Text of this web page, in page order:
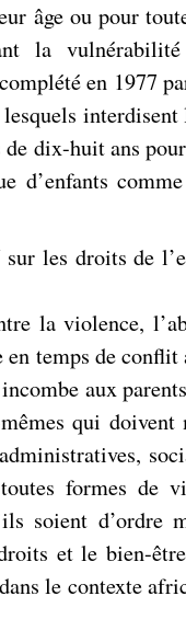
âge ou pour
la
en 1977
de dix-huit ans
d’enfants
les droits de
la violence,
temps de
aux
qui
formes de
soient d’ordre
et le bien-
le contexte